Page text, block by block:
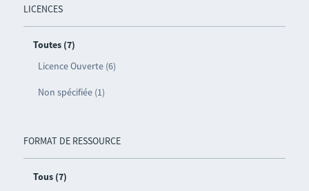
LICENCES
Toutes (7)
Licence Ouverte (6)
Non spécifiée (1)
FORMAT DE RESSOURCE
Tous (7)